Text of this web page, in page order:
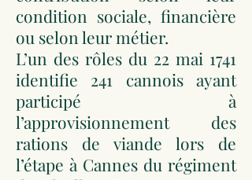
condition sociale, financière
ou selon leur métier.
L’un des rôles du 22 mai 1741
identifie 241 cannois ayant
participé à
l’approvisionnement des
rations de viande lors de
l’étape à Cannes du régiment